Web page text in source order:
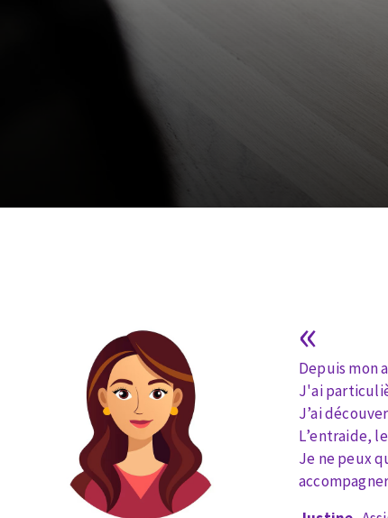
Scies de table
Système grands formats
Roues
Disques
Feuilles 230 x 280 mm
Cales à poncer et patins
Plateaux supports
Eponges abrasive
«
Depuis mon
J'ai
J’ai
L’entraide,
Je ne peux